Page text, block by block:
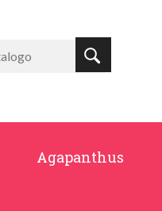
Agapanthus